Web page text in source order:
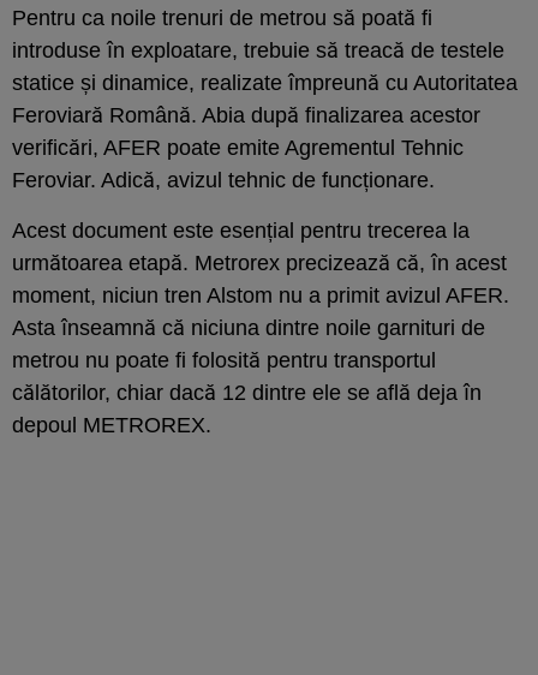
Pentru ca noile trenuri de metrou să poată fi
introduse în exploatare, trebuie să treacă de testele
statice și dinamice, realizate împreună cu Autoritatea
Feroviară Română. Abia după finalizarea acestor
verificări, AFER poate emite Agrementul Tehnic
Feroviar. Adică, avizul tehnic de funcționare.
Acest document este esențial pentru trecerea la
următoarea etapă. Metrorex precizează că, în acest
moment, niciun tren Alstom nu a primit avizul AFER.
Asta înseamnă că niciuna dintre noile garnituri de
metrou nu poate fi folosită pentru transportul
călătorilor, chiar dacă 12 dintre ele se află deja în
depoul METROREX.